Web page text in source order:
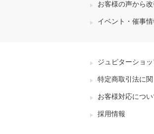
お客様の声から
イベント・催事情
ジュピターショ
特定商取引法に関
お客様対応につい
採用情報